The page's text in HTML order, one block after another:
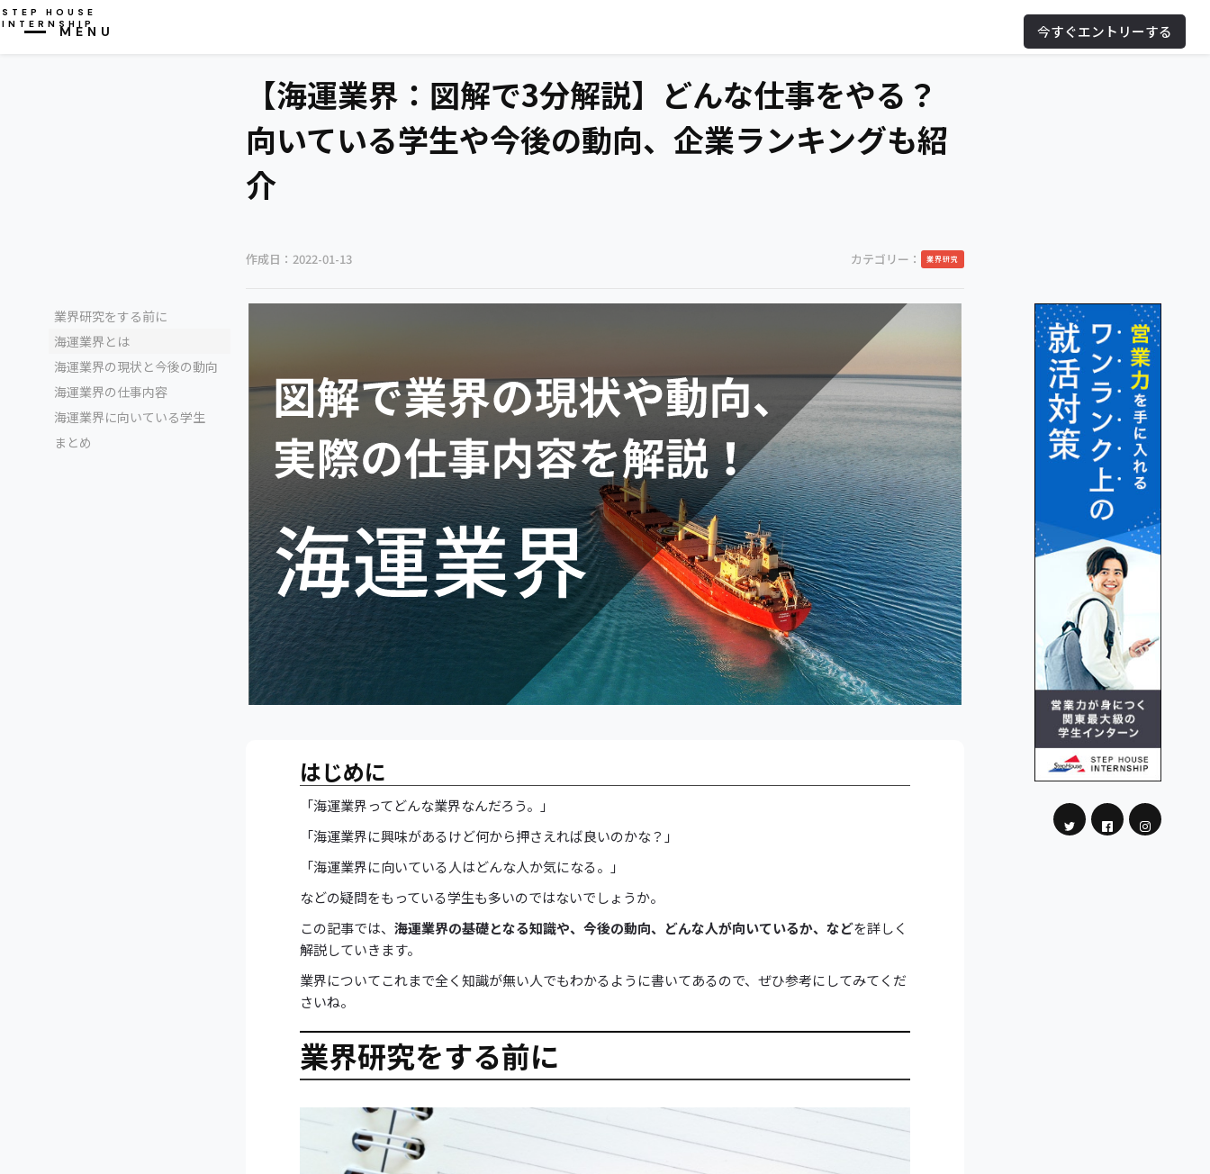
MENU
STEP HOUSE
INTERNSHIP
今すぐエントリーする
【海運業界：図解で3分解説】どんな仕事をやる？
向いている学生や今後の動向、企業ランキングも紹
介
作成日：2022-01-13 カテゴリー： 業界研究
はじめに
「海運業界ってどんな業界なんだろう。」
「海運業界に興味があるけど何から押さえれば良いのかな？」
「海運業界に向いている人はどんな人か気になる。」
などの疑問をもっている学生も多いのではないでしょうか。
この記事では、海運業界の基礎となる知識や、今後の動向、どんな人が向いているか、などを詳しく
解説していきます。
業界についてこれまで全く知識が無い人でもわかるように書いてあるので、ぜひ参考にしてみてくだ
さいね。
業界研究をする前に
業界研究をする前に
海運業界とは
海運業界の現状と今後の動向
海運業界の仕事内容
海運業界に向いている学生
まとめ